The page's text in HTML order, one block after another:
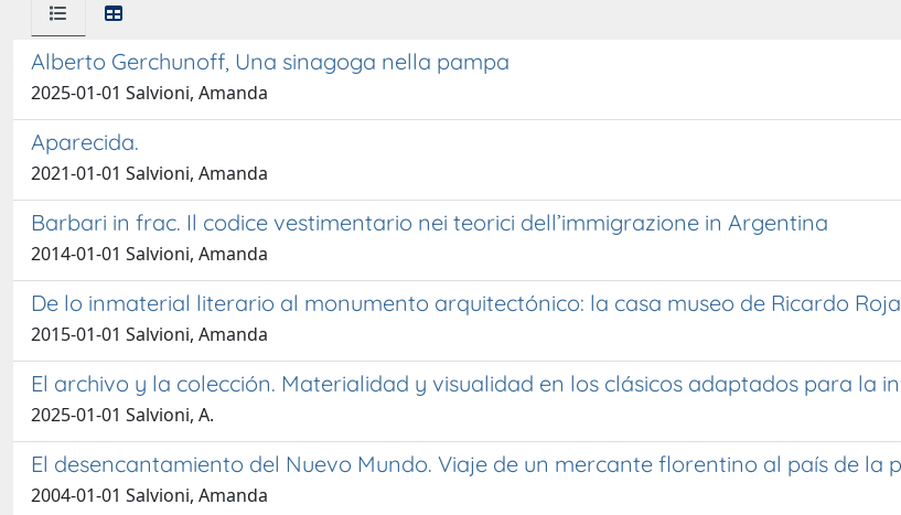
Alberto Gerchunoff, Una sinagoga nella pampa
2025-01-01 Salvioni, Amanda
Aparecida.
2021-01-01 Salvioni, Amanda
Barbari in frac. Il codice vestimentario nei teorici dell’immigrazione in Argentina
2014-01-01 Salvioni, Amanda
De lo inmaterial literario al monumento arquitectónico: la casa museo de Ricardo
2015-01-01 Salvioni, Amanda
El archivo y la colección. Materialidad y visualidad en los clásicos adaptados para la
2025-01-01 Salvioni, A.
El desencantamiento del Nuevo Mundo. Viaje de un mercante florentino al país de la
2004-01-01 Salvioni, Amanda